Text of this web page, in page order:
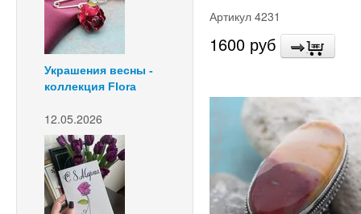
Украшения весны -
коллекция Flora
12.05.2026
Артикул 4231
1600 руб